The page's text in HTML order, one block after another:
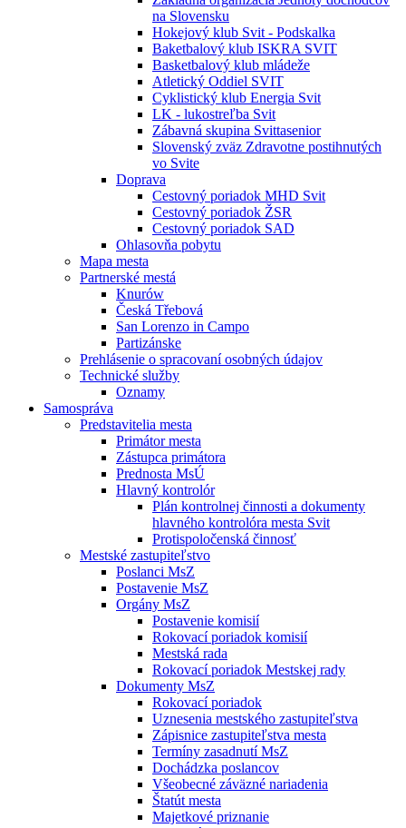
na Slovensku
Hokejový klub Svit - Podskalka
Baketbalový klub ISKRA SVIT
Basketbalový klub mládeže
Atletický Oddiel SVIT
Cyklistický klub Energia Svit
LK - lukostreľba Svit
Zábavná skupina Svittasenior
Slovenský zväz Zdravotne postihnutých
vo Svite
Doprava
Cestovný poriadok MHD Svit
Cestovný poriadok ŽSR
Cestovný poriadok SAD
Ohlasovňa pobytu
Mapa mesta
Partnerské mestá
Knurów
Česká Třebová
San Lorenzo in Campo
Partizánske
Prehlásenie o spracovaní osobných údajov
Technické služby
Oznamy
Samospráva
Predstavitelia mesta
Primátor mesta
Zástupca primátora
Prednosta MsÚ
Hlavný kontrolór
Plán kontrolnej činnosti a dokumenty
hlavného kontrolóra mesta Svit
Protispoločenská činnosť
Mestské zastupiteľstvo
Poslanci MsZ
Postavenie MsZ
Orgány MsZ
Postavenie komisií
Rokovací poriadok komisií
Mestská rada
Rokovací poriadok Mestskej rady
Dokumenty MsZ
Rokovací poriadok
Uznesenia mestského zastupiteľstva
Zápisnice zastupiteľstva mesta
Termíny zasadnutí MsZ
Dochádzka poslancov
Všeobecné záväzné nariadenia
Štatút mesta
Majetkové priznanie